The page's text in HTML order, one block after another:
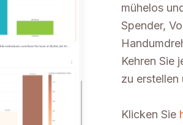
mühelos
Spender,
Kehren Sie
zu erstellen
Klicken Sie